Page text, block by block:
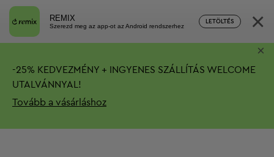
REMIX
Szerezd meg az app-ot az Android rendszerhez
LETÖLTÉS ×
-25% KEDVEZMÉNY + INGYENES SZÁLLÍTÁS WELCOME
UTALVÁNNYAL!
Tovább a vásárláshoz
×